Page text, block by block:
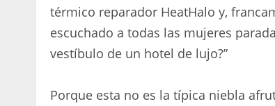
térmico reparador HeatHalo y,
escuchado a todas las mujeres
vestíbulo de un hotel de lujo?”
Porque esta no es la típica niebla